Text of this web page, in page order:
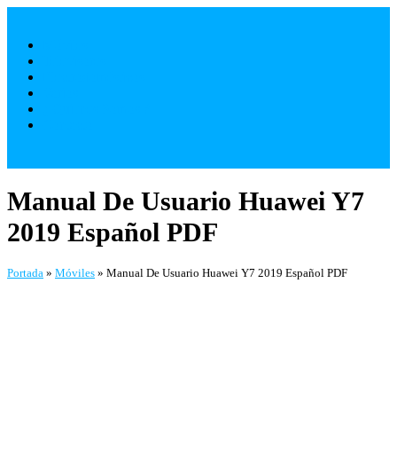
contenido
Manual De Usuario Huawei Y7
2019 Español PDF
Portada » Móviles » Manual De Usuario Huawei Y7 2019 Español PDF